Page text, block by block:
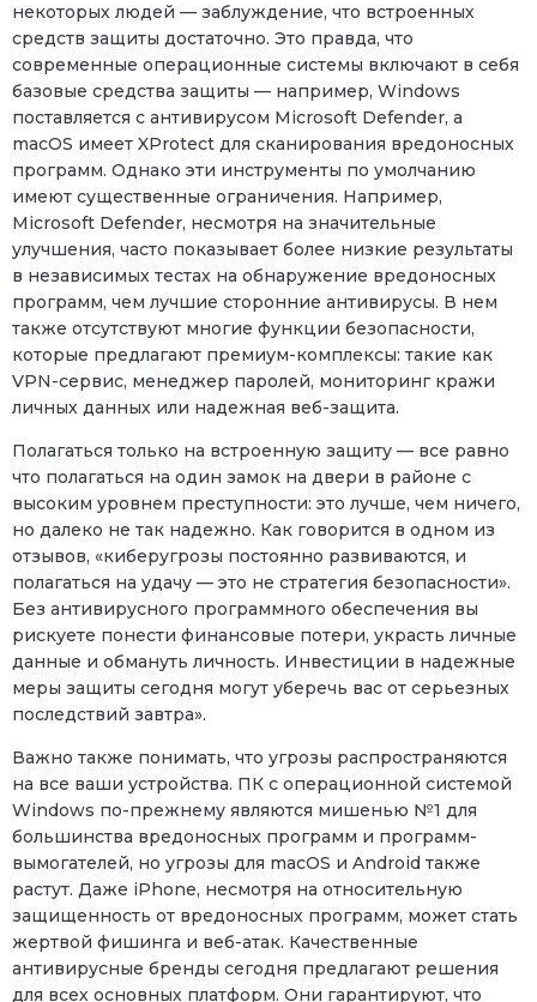
некоторых людей — заблуждение, что встроенных
средств защиты достаточно. Это правда, что
современные операционные системы включают в себя
базовые средства защиты — например, Windows
поставляется с антивирусом Microsoft Defender, а
macOS имеет XProtect для сканирования вредоносных
программ. Однако эти инструменты по умолчанию
имеют существенные ограничения. Например,
Microsoft Defender, несмотря на значительные
улучшения, часто показывает более низкие результаты
в независимых тестах на обнаружение вредоносных
программ, чем лучшие сторонние антивирусы. В нем
также отсутствуют многие функции безопасности,
которые предлагают премиум-комплексы: такие как
VPN-сервис, менеджер паролей, мониторинг кражи
личных данных или надежная веб-защита.
Полагаться только на встроенную защиту — все равно
что полагаться на один замок на двери в районе с
высоким уровнем преступности: это лучше, чем ничего,
но далеко не так надежно. Как говорится в одном из
отзывов, «киберугрозы постоянно развиваются, и
полагаться на удачу — это не стратегия безопасности».
Без антивирусного программного обеспечения вы
рискуете понести финансовые потери, украсть личные
данные и обмануть личность. Инвестиции в надежные
меры защиты сегодня могут уберечь вас от серьезных
последствий завтра».
Важно также понимать, что угрозы распространяются
на все ваши устройства. ПК с операционной системой
Windows по-прежнему являются мишенью №1 для
большинства вредоносных программ и программ-
вымогателей, но угрозы для macOS и Android также
растут. Даже iPhone, несмотря на относительную
защищенность от вредоносных программ, может стать
жертвой фишинга и веб-атак. Качественные
антивирусные бренды сегодня предлагают решения
для всех основных платформ. Они гарантируют, что